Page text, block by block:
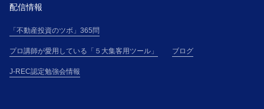
して提供するものとします。
「所属団体」という）を通じて申し込む場合（以下、
「団体申込」という）、所属団体と各受講者は、連帯
第５条(本講座受講申込の承諾)
配信情報
「不動産投資のツボ」365問
プロ講師が愛用している「５大集客用ツール」 ブログ
J-REC認定勉強会情報